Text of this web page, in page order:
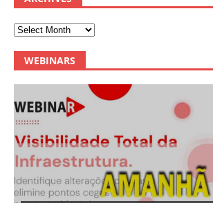
WEBINARS